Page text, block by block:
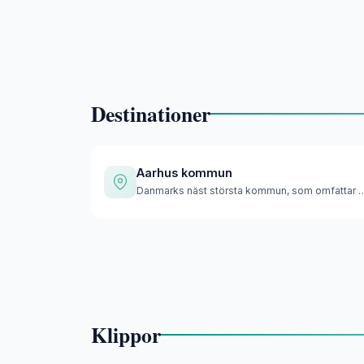
Destinationer
Aarhus kommun
Danmarks näst största
Klippor